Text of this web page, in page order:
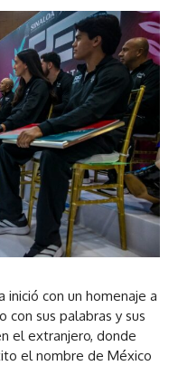
con un homenaje a
con sus palabras y sus
el extranjero, donde
el nombre de México